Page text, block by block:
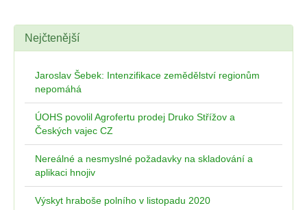
Nejčtenější
Jaroslav Šebek: Intenzifikace zemědělství regionům
nepomáhá
ÚOHS povolil Agrofertu prodej Druko Střížov a
Českých vajec CZ
Nereálné a nesmyslné požadavky na skladování a
aplikaci hnojiv
Výskyt hraboše polního v listopadu 2020